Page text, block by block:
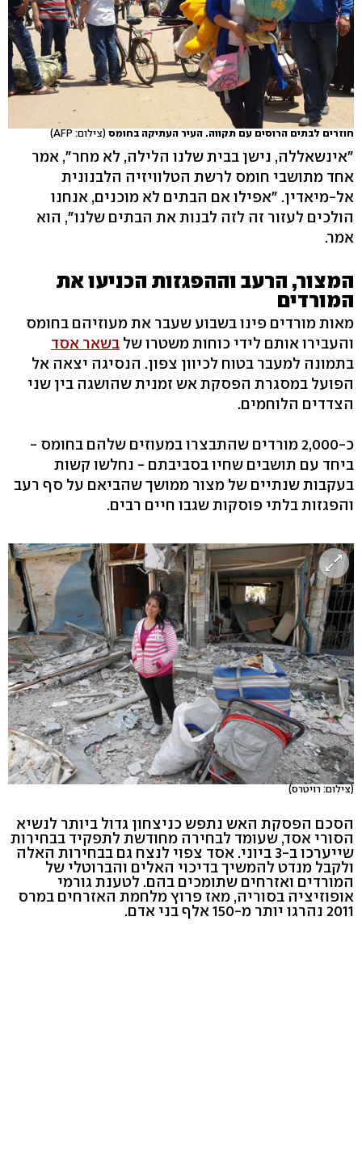
חוזרים לבתים הרוסים עם תקווה. העיר העתיקה בחומס (צילום: AFP)
"אינשאללה, נישן בבית שלנו הלילה, לא מחר", אמר
אחד מתושבי חומס לרשת הטלוויזיה הלבנונית
אל-מיאדין. "אפילו אם הבתים לא מוכנים, אנחנו
הולכים לעזור זה לזה לבנות את הבתים שלנו", הוא
אמר.
המצור, הרעב וההפגזות הכניעו את
המורדים
מאות מורדים פינו בשבוע שעבר את מעוזיהם בחומס
והעבירו אותם לידי כוחות משטרו של בשאר אסד
בתמונה למעבר בטוח לכיוון צפון. הנסיגה יצאה אל
הפועל במסגרת הפסקת אש זמנית שהושגה בין שני
הצדדים הלוחמים.
כ-2,000 מורדים שהתבצרו במעוזים שלהם בחומס -
ביחד עם תושבים שחיו בסביבתם - נחלשו קשות
בעקבות שנתיים של מצור ממושך שהביאם על סף רעב
והפגזות בלתי פוסקות שגבו חיים רבים.
(צילום: רויטרס)
הסכם הפסקת האש נתפש כניצחון גדול ביותר לנשיא
הסורי אסד, שעומד לבחירה מחודשת לתפקיד בבחירות
שייערכו ב-3 ביוני. אסד צפוי לנצח גם בבחירות האלה
ולקבל מנדט להמשיך בדיכוי האלים והברוטלי של
המורדים ואזרחים שתומכים בהם. לטענת גורמי
אופוזיציה בסוריה, מאז פרוץ מלחמת האזרחים במרס
2011 נהרגו יותר מ-150 אלף בני אדם.